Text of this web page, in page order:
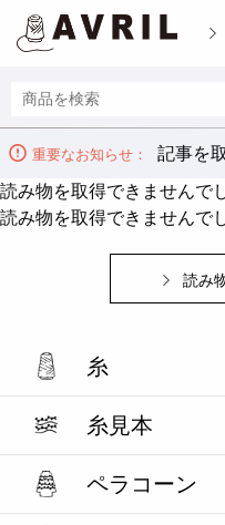
重要なお知らせ：
記事を
読み物を取得できませんで
読み物を取得できませんで
読み
糸
糸見本
ペラコーン